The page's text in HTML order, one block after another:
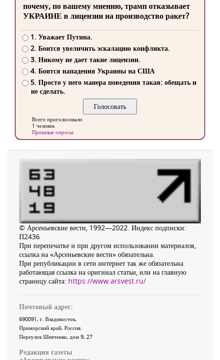
почему, по вашему мнению, трамп отказывает
УКРАИНЕ в лицензии на производство ракет?
1. Уважает Путина.
2. Боится увеличить эскалацию конфликта.
3. Никому не дает такие лицензии.
4. Боится нападения Украины на США
5. Просто у него манера поведения такая: обещать и
не сделать.
Всего проголосовало
1 человек
Прошлые опросы
© Арсеньевские вести, 1992—2022. Индекс подписки:
П2436
При перепечатке и при другом использовании материалов,
ссылка на «Арсеньевские вести» обязательна.
При републикации в сети интернет так же обязательна
работающая ссылка на оригинал статьи, или на главную
страницу сайта: https://www.arsvest.ru/
Почтовый адрес:
690091, г. Владивосток,
Приморский край, Россия
Переулок Шевченко, дом 9, 27
Редакция газеты